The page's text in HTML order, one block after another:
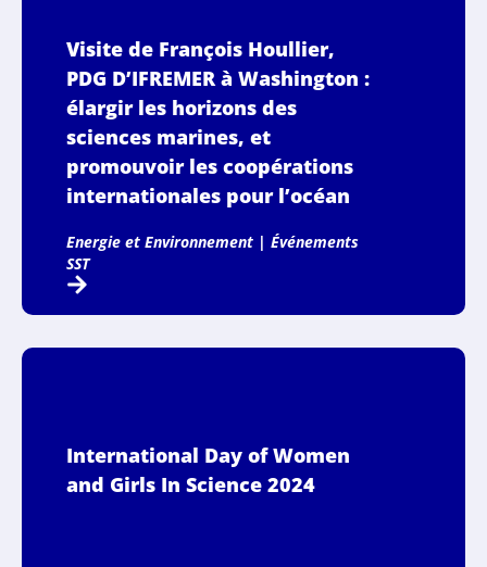
Visite de François Houllier,
PDG D’IFREMER à Washington :
élargir les horizons des
sciences marines, et
promouvoir les coopérations
internationales pour l’océan
Energie et Environnement| Événements
SST
International Day of Women
and Girls In Science 2024